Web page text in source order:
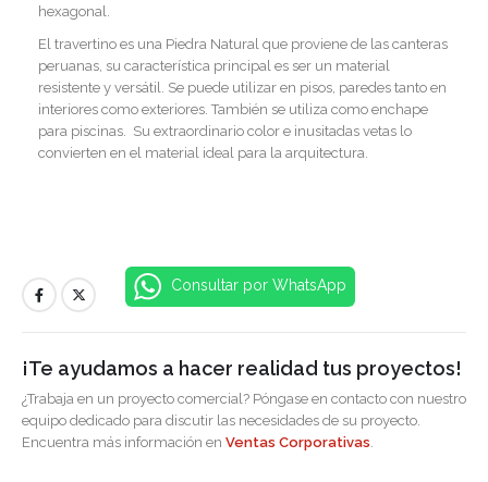
hexagonal.
El travertino es una Piedra Natural que proviene de las canteras
peruanas, su característica principal es ser un material
resistente y versátil. Se puede utilizar en pisos, paredes tanto en
interiores como exteriores. También se utiliza como enchape
para piscinas. Su extraordinario color e inusitadas vetas lo
convierten en el material ideal para la arquitectura.
Consultar por WhatsApp
¡Te ayudamos a hacer realidad tus proyectos!
¿Trabaja en un proyecto comercial? Póngase en contacto con nuestro
equipo dedicado para discutir las necesidades de su proyecto.
Encuentra más información en Ventas Corporativas.